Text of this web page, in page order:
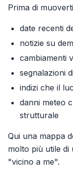
Prima di
date recenti
notizie su
cambiamenti
segnalazioni
indizi che il
danni meteo
strutturale
Qui una mappa
molto più utile di
"vicino a me".